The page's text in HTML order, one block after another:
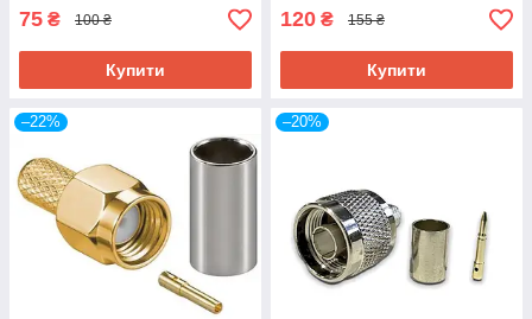
75 ₴ 100 ₴
Купити
120 ₴ 155 ₴
Купити
–22% –20%